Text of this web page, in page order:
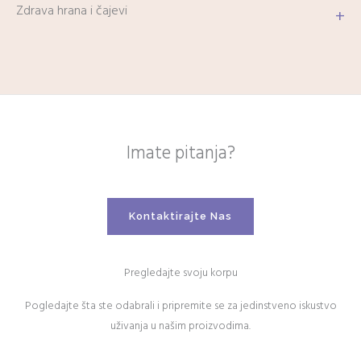
Zdrava hrana i čajevi +
Imate pitanja?
Kontaktirajte Nas
Pregledajte svoju korpu
Pogledajte šta ste odabrali i pripremite se za jedinstveno iskustvo
uživanja u našim proizvodima.